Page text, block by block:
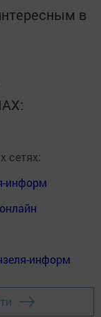
в
сетях:
информ
информ